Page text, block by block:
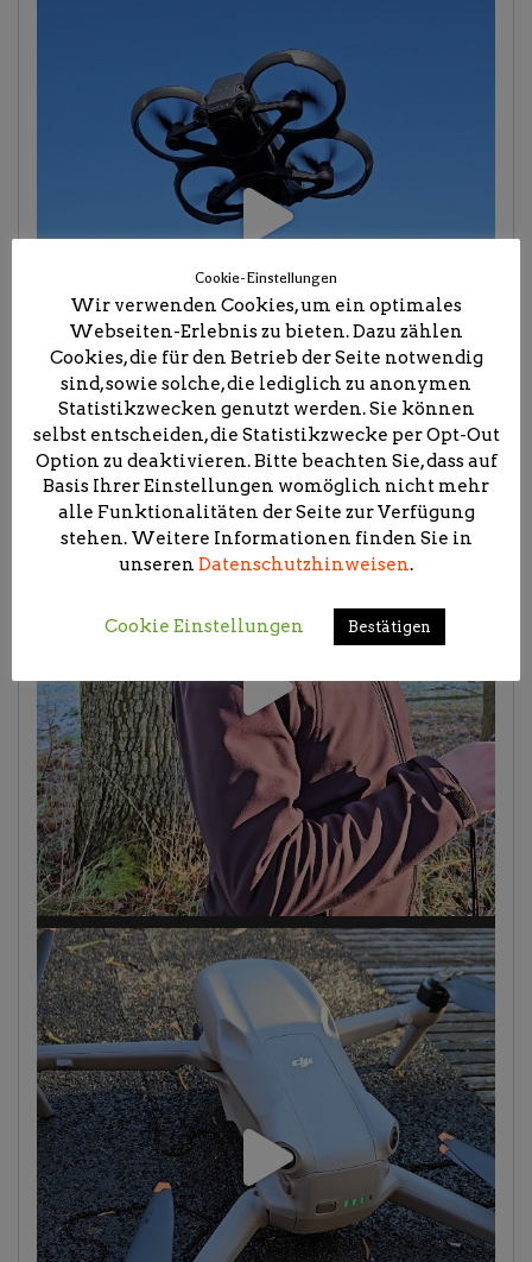
Cookie-Einstellungen
Wir verwenden Cookies, um ein optimales
Webseiten-Erlebnis zu bieten. Dazu zählen
Cookies, die für den Betrieb der Seite notwendig
sind, sowie solche, die lediglich zu anonymen
Statistikzwecken genutzt werden. Sie können
selbst entscheiden, die Statistikzwecke per Opt-Out
Option zu deaktivieren. Bitte beachten Sie, dass auf
Basis Ihrer Einstellungen womöglich nicht mehr
alle Funktionalitäten der Seite zur Verfügung
stehen. Weitere Informationen finden Sie in
unseren Datenschutzhinweisen.
Cookie Einstellungen Bestätigen